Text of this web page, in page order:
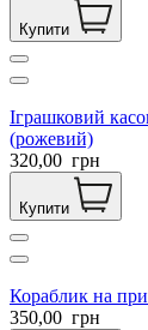
Купити
Іграшковий
(рожевий)
320,00 грн
Купити
Кораблик на
350,00 грн